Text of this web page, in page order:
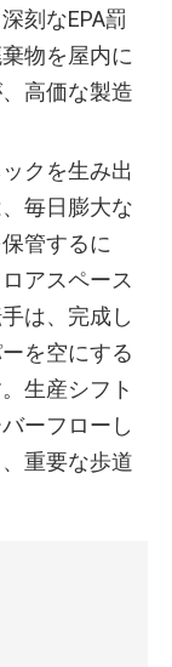
刻なEPA罰
物を屋内に
高価な製造
クを生み出
毎日膨大な
管するに
アスペース
は、完成し
を空にする
生産シフト
ーフローし
重要な歩道